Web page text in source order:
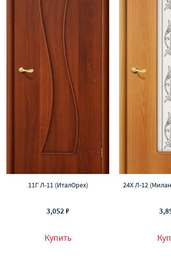
11Г Л-11 (ИталОрех)
3,052 ₽
Купить
24Х Л-12